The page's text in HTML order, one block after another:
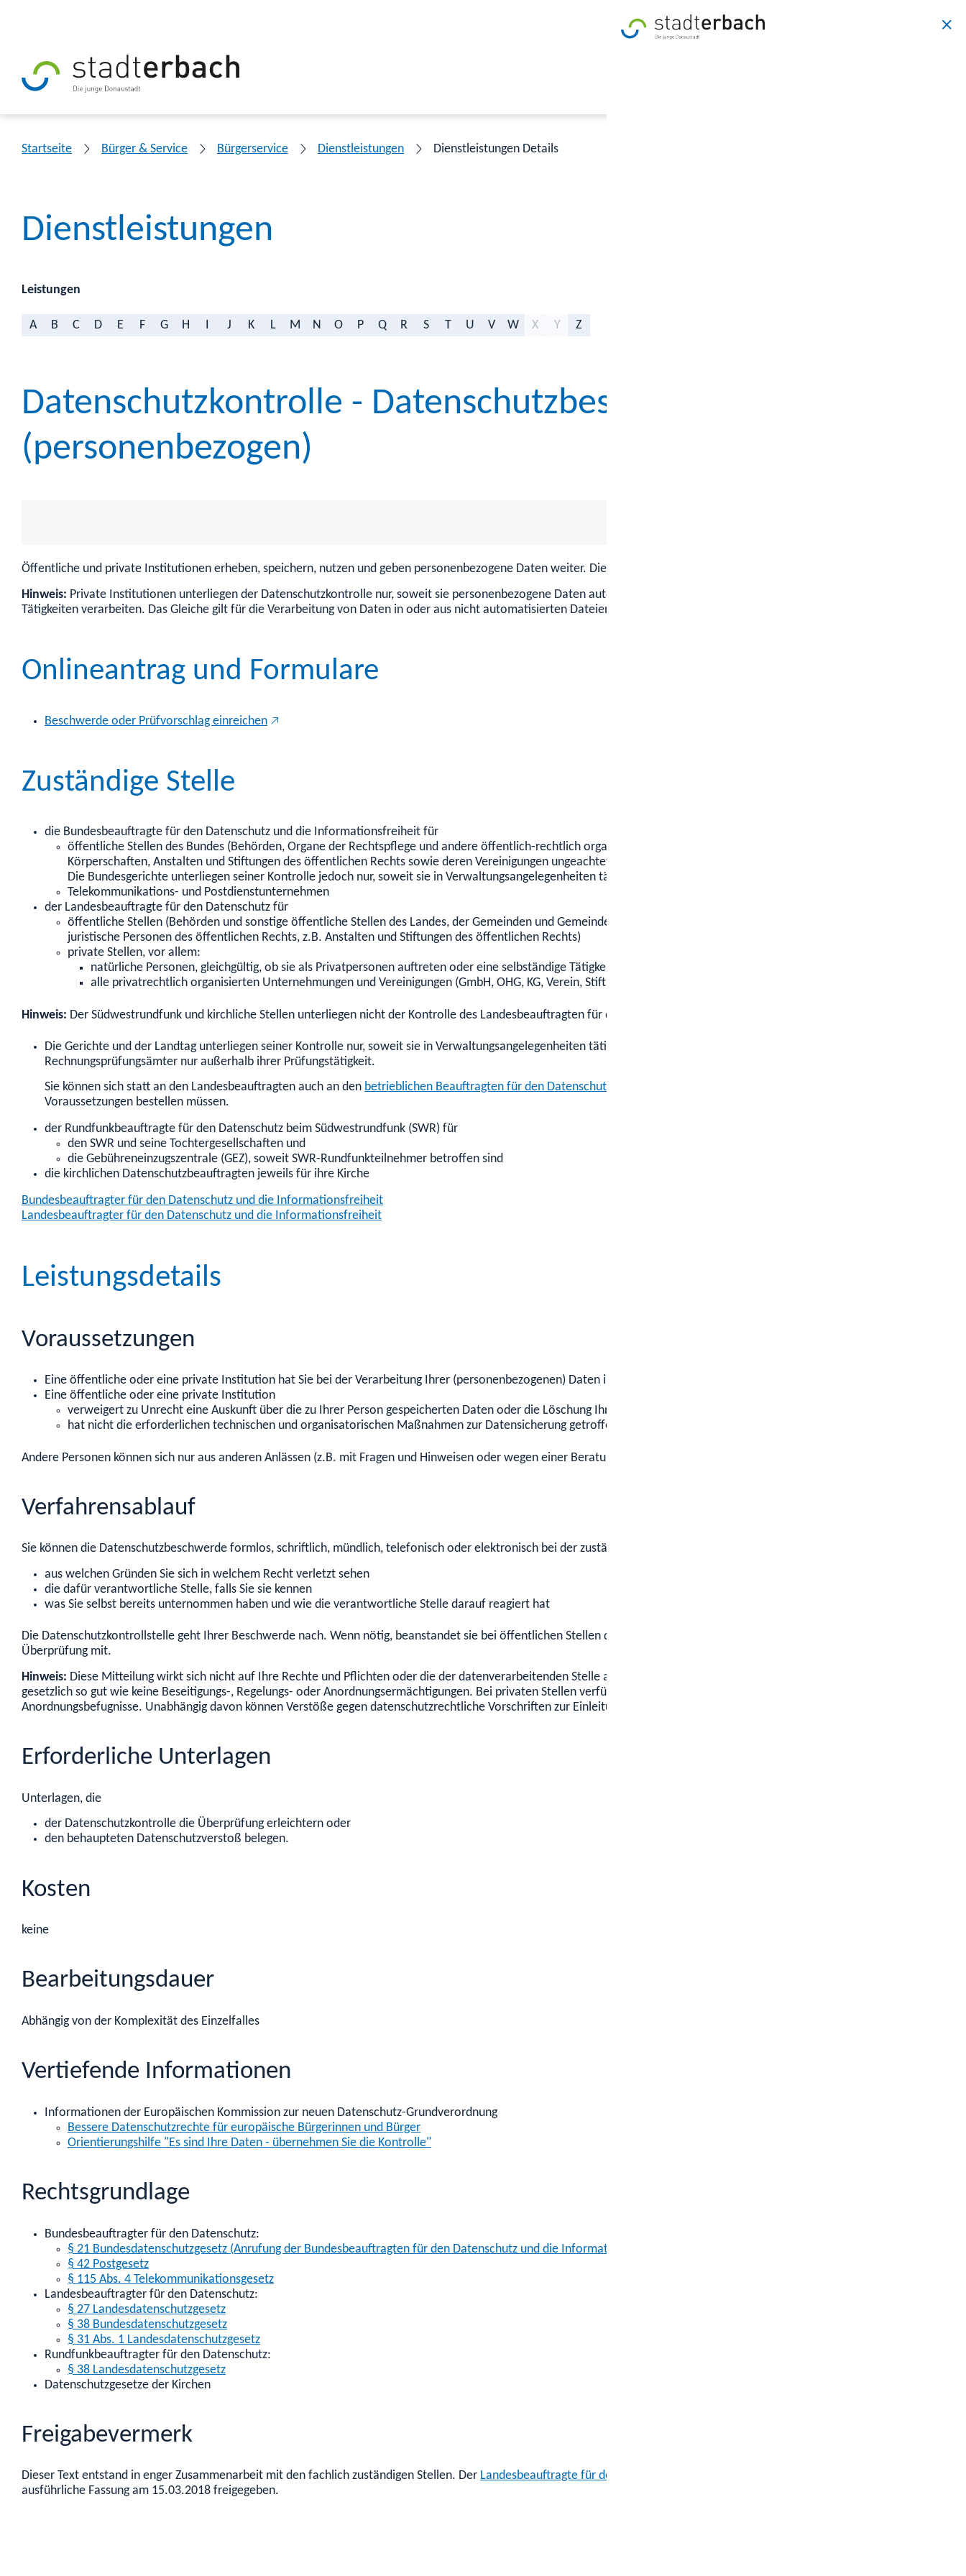
Startseite Bürger & Service Bürgerservice Dienstleistungen Dienstleistungen Details
Dienstleistungen
Leistungen
A B C D E F G H J K L M N O P Q R S T U V W X Y Z
Datenschutzkontrolle - Datenschutzbeschwerde einreichen
(personenbezogen)
Öffentliche und private Institutionen erheben, speichern, nutzen und geben personenbezogene Daten weiter. Diese Verarbeitung von Daten unterliegt der Datenschutzkontrolle.
Hinweis: Private Institutionen unterliegen der Datenschutzkontrolle nur, soweit sie personenbezogene Daten automatisiert
Tätigkeiten verarbeiten. Das Gleiche gilt für die Verarbeitung von Daten in oder aus nicht automatisierten Dateien ("Dateibezug").
Onlineantrag und Formulare
Beschwerde oder Prüfvorschlag einreichen
Zuständige Stelle
die Bundesbeauftragte für den Datenschutz und die Informationsfreiheit für
öffentliche Stellen des Bundes (Behörden, Organe der Rechtspflege und andere öffentlich-rechtlich organisierte Einrichtungen des Bundes, der bundesmittelbaren
Körperschaften, Anstalten und Stiftungen des öffentlichen Rechts sowie deren Vereinigungen ungeachtet ihrer Rechtsform)
Die Bundesgerichte unterliegen seiner Kontrolle jedoch nur, soweit sie in Verwaltungsangelegenheiten tätig werden.
Telekommunikations- und Postdienstunternehmen
der Landesbeauftragte für den Datenschutz für
öffentliche Stellen (Behörden und sonstige öffentliche Stellen des Landes, der Gemeinden und Gemeindeverbände und sonstige der Aufsicht des Landes unterstehende
juristische Personen des öffentlichen Rechts, z.B. Anstalten und Stiftungen des öffentlichen Rechts)
private Stellen, vor allem:
natürliche Personen, gleichgültig, ob sie als Privatpersonen auftreten oder eine selbständige Tätigkeit ausüben (Einzelfirma, freie Berufe) sowie
alle privatrechtlich organisierten Unternehmungen und Vereinigungen (GmbH, OHG, KG, Verein, Stiftung, Partei), deren Sitz in Baden-Württemberg ist
Hinweis: Der Südwestrundfunk und kirchliche Stellen unterliegen nicht der Kontrolle des Landesbeauftragten für den Datenschutz.
Die Gerichte und der Landtag unterliegen seiner Kontrolle nur, soweit sie in Verwaltungsangelegenheiten tätig werden, der Rechnungshof und staatliche
Rechnungsprüfungsämter nur außerhalb ihrer Prüfungstätigkeit.
Sie können sich statt an den Landesbeauftragten auch an den betrieblichen Beauftragten für den Datenschutz
Voraussetzungen bestellen müssen.
der Rundfunkbeauftragte für den Datenschutz beim Südwestrundfunk (SWR) für
den SWR und seine Tochtergesellschaften und
die Gebühreneinzugszentrale (GEZ), soweit SWR-Rundfunkteilnehmer betroffen sind
die kirchlichen Datenschutzbeauftragten jeweils für ihre Kirche
Bundesbeauftragter für den Datenschutz und die Informationsfreiheit
Landesbeauftragter für den Datenschutz und die Informationsfreiheit
Leistungsdetails
Voraussetzungen
Eine öffentliche oder eine private Institution hat Sie bei der Verarbeitung Ihrer (personenbezogenen) Daten in Ihren Rechten verletzt.
Eine öffentliche oder eine private Institution
verweigert zu Unrecht eine Auskunft über die zu Ihrer Person gespeicherten Daten oder die Löschung Ihrer Daten oder
hat nicht die erforderlichen technischen und organisatorischen Maßnahmen zur Datensicherung getroffen.
Andere Personen können sich nur aus anderen Anlässen (z.B. mit Fragen und Hinweisen oder wegen einer Beratung) an die Datenschutzkontrolle wenden.
Verfahrensablauf
Sie können die Datenschutzbeschwerde formlos, schriftlich, mündlich, telefonisch oder elektronisch bei der zuständigen Stelle einreichen. Sie sollten folgende Angaben machen:
aus welchen Gründen Sie sich in welchem Recht verletzt sehen
die dafür verantwortliche Stelle, falls Sie sie kennen
was Sie selbst bereits unternommen haben und wie die verantwortliche Stelle darauf reagiert hat
Die Datenschutzkontrollstelle geht Ihrer Beschwerde nach. Wenn nötig, beanstandet sie bei öffentlichen Stellen datenschutzrechtliche Verstöße und teilt Ihnen das Ergebnis der
Überprüfung mit.
Hinweis: Diese Mitteilung wirkt sich nicht auf Ihre Rechte und Pflichten oder die der datenverarbeitenden Stelle aus. Die Datenschutzkontrolle hat bei öffentlichen Stellen
gesetzlich so gut wie keine Beseitigungs-, Regelungs- oder Anordnungsermächtigungen. Bei privaten Stellen verfügt die Aufsichtsbehörde über weitergehende
Anordnungsbefugnisse. Unabhängig davon können Verstöße gegen datenschutzrechtliche Vorschriften zur Einleitung von Straf- oder Bußgeldverfahren führen.
Erforderliche Unterlagen
Unterlagen, die
der Datenschutzkontrolle die Überprüfung erleichtern oder
den behaupteten Datenschutzverstoß belegen.
Kosten
keine
Bearbeitungsdauer
Abhängig von der Komplexität des Einzelfalles
Vertiefende Informationen
Informationen der Europäischen Kommission zur neuen Datenschutz-Grundverordnung
Bessere Datenschutzrechte für europäische Bürgerinnen und Bürger
Orientierungshilfe "Es sind Ihre Daten - übernehmen Sie die Kontrolle"
Rechtsgrundlage
Bundesbeauftragter für den Datenschutz:
§ 21 Bundesdatenschutzgesetz (Anrufung der Bundesbeauftragten für den Datenschutz und die Informationsfreiheit)
§ 42 Postgesetz
§ 115 Abs. 4 Telekommunikationsgesetz
Landesbeauftragter für den Datenschutz:
§ 27 Landesdatenschutzgesetz
§ 38 Bundesdatenschutzgesetz
§ 31 Abs. 1 Landesdatenschutzgesetz
Rundfunkbeauftragter für den Datenschutz:
§ 38 Landesdatenschutzgesetz
Datenschutzgesetze der Kirchen
Freigabevermerk
Dieser Text entstand in enger Zusammenarbeit mit den fachlich zuständigen Stellen. Der Landesbeauftragte für den Datenschutz und die Informationsfreiheit
ausführliche Fassung am 15.03.2018 freigegeben.